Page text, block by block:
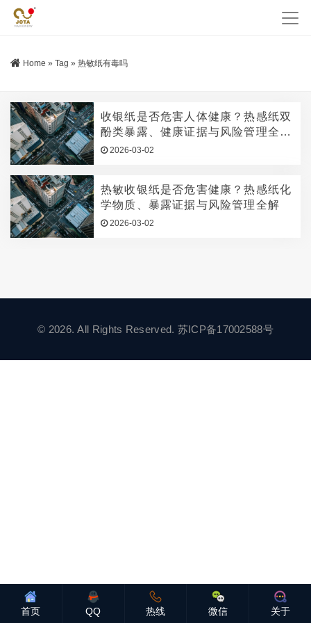
Home » Tag » 热敏纸有毒吗
收银纸是否危害人体健康？热感纸双
酚类暴露、健康证据与风险管理全解
析2026-03-02
热敏收银纸是否危害健康？热感纸化
学物质、暴露证据与风险管理全解
2026-03-02
© 2026. All Rights Reserved. 苏ICP备17002588号
首页 QQ 热线 微信 关于